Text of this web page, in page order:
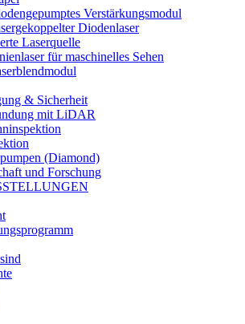
Verstärkungsmodul
Diodenlaser
Laserquelle
für maschinelles Sehen
& Sicherheit
mit LiDAR
(Diamond)
und Forschung